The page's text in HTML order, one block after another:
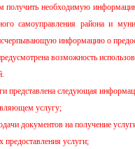
получить необходимую
самоуправления района и
информацию о
возможность
представлена следующая
услугу;
документов на получение
предоставления услуги;